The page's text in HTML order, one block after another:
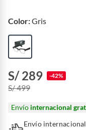
Color:Gris
S/ 289 -42%
S/ 499
Envío internacional
Envío